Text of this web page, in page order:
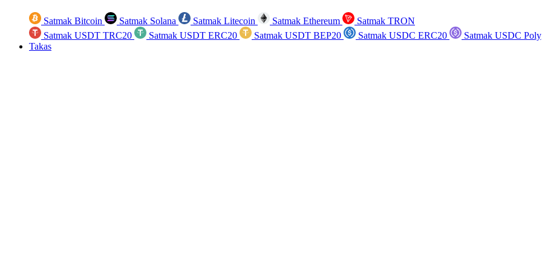
Satmak Bitcoin Satmak Solana Satmak Litecoin Satmak Ethereum
Satmak TRON
Satmak USDT TRC20
Satmak USDT ERC20 Satmak USDT BEP20 Satmak USDC ERC20
Satmak USDC
Takas